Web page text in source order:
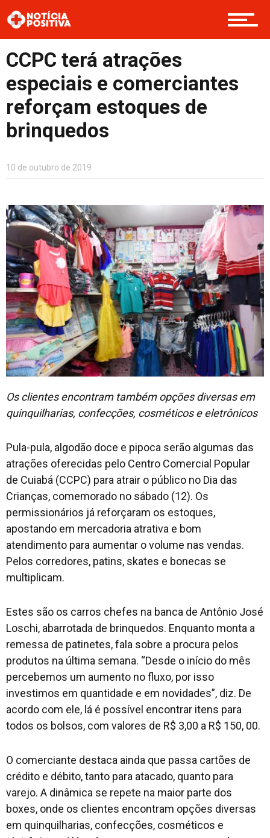
Boas Ações
Opinião
Contato
CCPC terá atrações
especiais e comerciantes
reforçam estoques de
brinquedos
10 de outubro de 2019
Os clientes encontram também opções diversas em
quinquilharias, confecções, cosméticos e eletrônicos
Pula-pula, algodão doce e pipoca serão algumas das
atrações oferecidas pelo Centro Comercial Popular
de Cuiabá (CCPC) para atrair o público no Dia das
Crianças, comemorado no sábado (12). Os
permissionários já reforçaram os estoques,
apostando em mercadoria atrativa e bom
atendimento para aumentar o volume nas vendas.
Pelos corredores, patins, skates e bonecas se
multiplicam.
Estes são os carros chefes na banca de Antônio José
Loschi, abarrotada de brinquedos. Enquanto monta a
remessa de patinetes, fala sobre a procura pelos
produtos na última semana. “Desde o início do mês
percebemos um aumento no fluxo, por isso
investimos em quantidade e em novidades”, diz. De
acordo com ele, lá é possível encontrar itens para
todos os bolsos, com valores de R$ 3,00 a R$ 150, 00.
O comerciante destaca ainda que passa cartões de
crédito e débito, tanto para atacado, quanto para
varejo. A dinâmica se repete na maior parte dos
boxes, onde os clientes encontram opções diversas
em quinquilharias, confecções, cosméticos e